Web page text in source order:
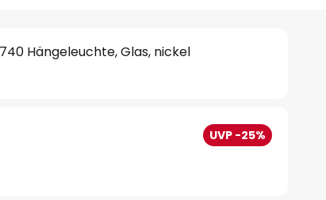
Hängeleuchte, Glas, nickel
UVP -25%